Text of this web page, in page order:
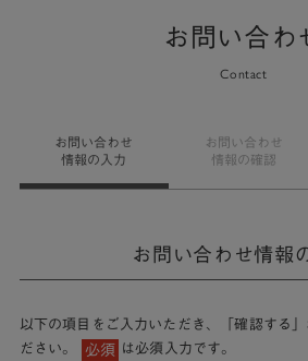
お問い合わ
Contact
お問い合わせ
情報の入力
お問い合わせ
情報の確認
お問い合わせ情報
以下の項目をご入力いただき、「確認する
ださい。
必須 は必須入力です。